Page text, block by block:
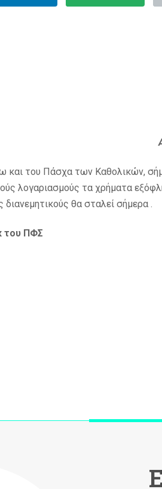
και του Πάσχα των Καθολικών,
λογαριασμούς τα χρήματα
θα σταλεί σήμερα .
του ΠΦΣ